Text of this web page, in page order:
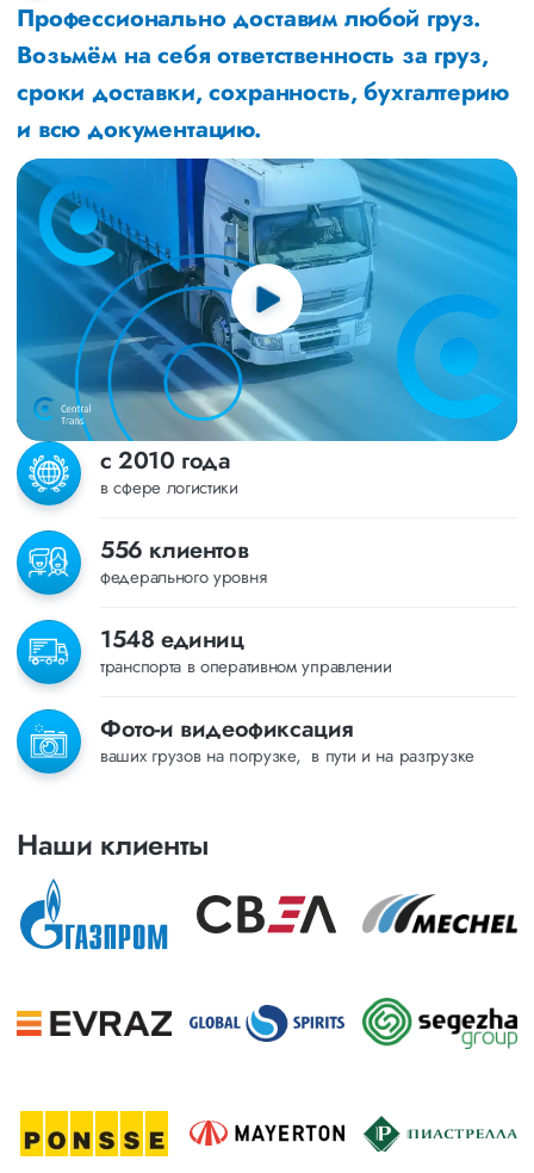
Профессионально доставим любой груз.
Возьмём на себя ответственность за груз,
сроки доставки, сохранность, бухгалтерию
и всю документацию.
с 2010 года
в сфере логистики
556 клиентов
федерального уровня
1548 единиц
транспорта в оперативном управлении
Фото-и видеофиксация
ваших грузов на погрузке, в пути и на разгрузке
Наши клиенты